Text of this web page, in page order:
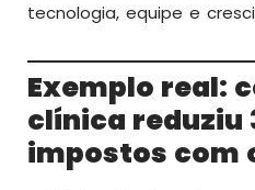
tecnologia, equipe e
Exemplo real:
clínica reduziu
impostos com